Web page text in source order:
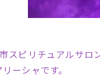
スピリチュアルサロ
ーシャです。